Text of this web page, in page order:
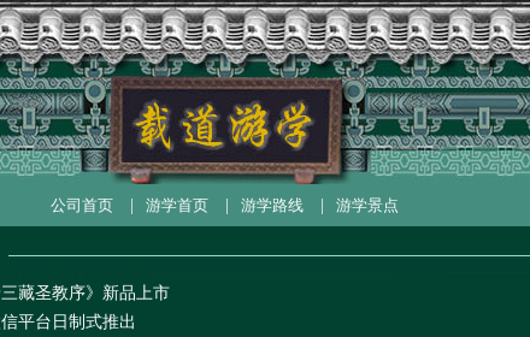
公司首页 游学首页 游学路线 游学景点
三藏圣教序》新品上市
平台日制式推出